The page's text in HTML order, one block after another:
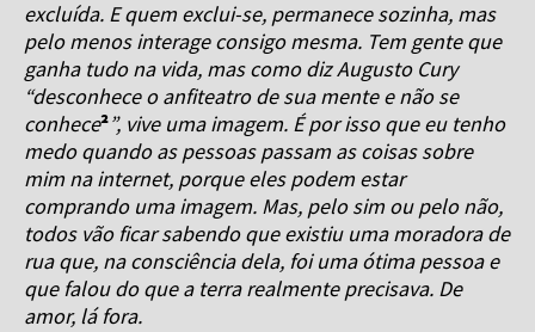
excluída. E quem exclui-se, permanece sozinha, mas
pelo menos interage consigo mesma. Tem gente que
ganha tudo na vida, mas como diz Augusto Cury
“desconhece o anfiteatro de sua mente e não se
conhece²”, vive uma imagem. É por isso que eu tenho
medo quando as pessoas passam as coisas sobre
mim na internet, porque eles podem estar
comprando uma imagem. Mas, pelo sim ou pelo não,
todos vão ficar sabendo que existiu uma moradora de
rua que, na consciência dela, foi uma ótima pessoa e
que falou do que a terra realmente precisava. De
amor, lá fora.